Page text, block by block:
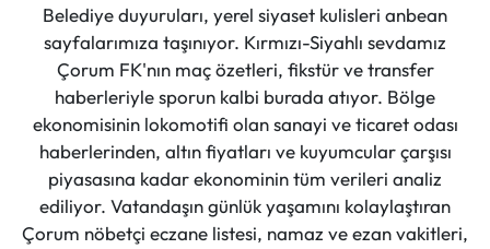
Belediye duyuruları, yerel siyaset kulisleri anbean
sayfalarımıza taşınıyor. Kırmızı-Siyahlı sevdamız
Çorum FK'nın maç özetleri, fikstür ve transfer
haberleriyle sporun kalbi burada atıyor. Bölge
ekonomisinin lokomotifi olan sanayi ve ticaret odası
haberlerinden, altın fiyatları ve kuyumcular çarşısı
piyasasına kadar ekonominin tüm verileri analiz
ediliyor. Vatandaşın günlük yaşamını kolaylaştıran
Çorum nöbetçi eczane listesi, namaz ve ezan vakitleri,